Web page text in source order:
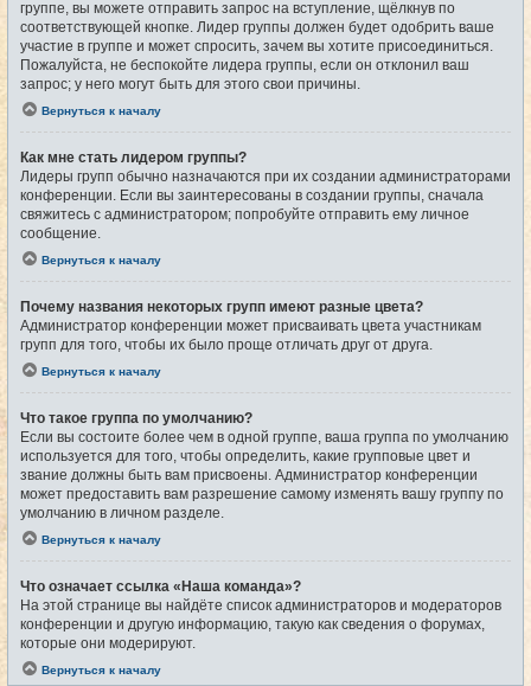
группе, вы можете отправить запрос на вступление, щёлкнув по
соответствующей кнопке. Лидер группы должен будет одобрить ваше
участие в группе и может спросить, зачем вы хотите присоединиться.
Пожалуйста, не беспокойте лидера группы, если он отклонил ваш
запрос; у него могут быть для этого свои причины.
Вернуться к началу
Как мне стать лидером группы?
Лидеры групп обычно назначаются при их создании администраторами
конференции. Если вы заинтересованы в создании группы, сначала
свяжитесь с администратором; попробуйте отправить ему личное
сообщение.
Вернуться к началу
Почему названия некоторых групп имеют разные цвета?
Администратор конференции может присваивать цвета участникам
групп для того, чтобы их было проще отличать друг от друга.
Вернуться к началу
Что такое группа по умолчанию?
Если вы состоите более чем в одной группе, ваша группа по умолчанию
используется для того, чтобы определить, какие групповые цвет и
звание должны быть вам присвоены. Администратор конференции
может предоставить вам разрешение самому изменять вашу группу по
умолчанию в личном разделе.
Вернуться к началу
Что означает ссылка «Наша команда»?
На этой странице вы найдёте список администраторов и модераторов
конференции и другую информацию, такую как сведения о форумах,
которые они модерируют.
Вернуться к началу